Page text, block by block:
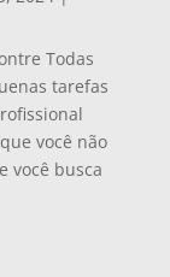
Todas
tarefas
você não
você busca